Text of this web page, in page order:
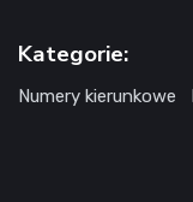
Kategorie:
Numery kierunkowe